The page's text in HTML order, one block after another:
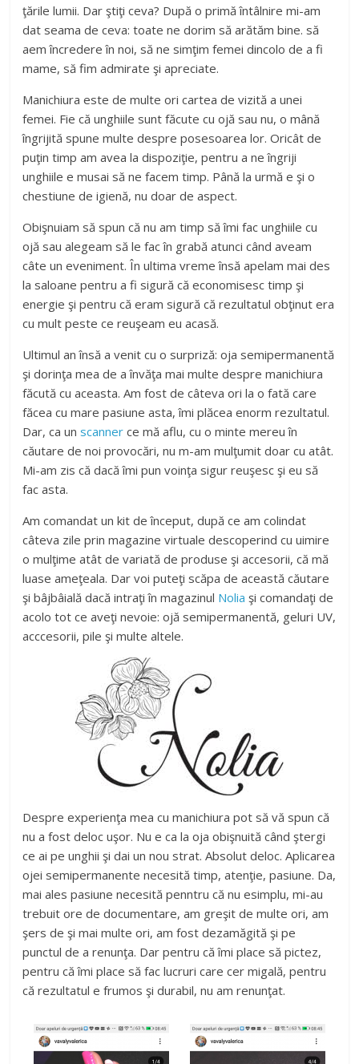
ţările lumii. Dar ştiţi ceva? După o primă întâlnire mi-am
dat seama de ceva: toate ne dorim să arătăm bine. să
aem încredere în noi, să ne simţim femei dincolo de a fi
mame, să fim admirate şi apreciate.
Manichiura este de multe ori cartea de vizită a unei
femei. Fie că unghiile sunt făcute cu ojă sau nu, o mână
îngrijită spune multe despre posesoarea lor. Oricât de
puţin timp am avea la dispoziţie, pentru a ne îngriji
unghiile e musai să ne facem timp. Până la urmă e şi o
chestiune de igienă, nu doar de aspect.
Obişnuiam să spun că nu am timp să îmi fac unghiile cu
ojă sau alegeam să le fac în grabă atunci când aveam
câte un eveniment. În ultima vreme însă apelam mai des
la saloane pentru a fi sigură că economisesc timp şi
energie şi pentru că eram sigură că rezultatul obţinut era
cu mult peste ce reuşeam eu acasă.
Ultimul an însă a venit cu o surpriză: oja semipermanentă
şi dorinţa mea de a învăţa mai multe despre manichiura
făcută cu aceasta. Am fost de câteva ori la o fată care
făcea cu mare pasiune asta, îmi plăcea enorm rezultatul.
Dar, ca unscanner ce mă aflu, cu o minte mereu în
căutare de noi provocări, nu m-am mulţumit doar cu atât.
Mi-am zis că dacă îmi pun voinţa sigur reuşesc şi eu să
fac asta.
Am comandat un kit de început, după ce am colindat
câteva zile prin magazine virtuale descoperind cu uimire
o mulţime atât de variată de produse şi accesorii, că mă
luase ameţeala. Dar voi puteţi scăpa de această căutare
şi bâjbâială dacă intraţi în magazinul Nolia şi comandaţi de
acolo tot ce aveţi nevoie: ojă semipermanentă, geluri UV,
acccesorii, pile şi multe altele.
Despre experienţa mea cu manichiura pot să vă spun că
nu a fost deloc uşor. Nu e ca la oja obişnuită când ştergi
ce ai pe unghii şi dai un nou strat. Absolut deloc. Aplicarea
ojei semipermanente necesită timp, atenţie, pasiune. Da,
mai ales pasiune necesită penntru că nu esimplu, mi-au
trebuit ore de documentare, am greşit de multe ori, am
şers de şi mai multe ori, am fost dezamăgită şi pe
punctul de a renunţa. Dar pentru că îmi place să pictez,
pentru că îmi place să fac lucruri care cer migală, pentru
că rezultatul e frumos şi durabil, nu am renunţat.